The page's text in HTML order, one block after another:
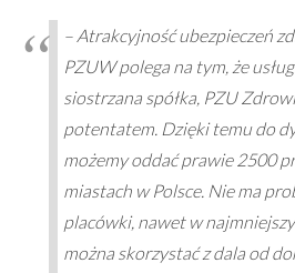
– Atrakcyjność ubezpieczeń
PZUW polega na tym, że
siostrzana spółka, PZU
potentatem. Dzięki temu do
możemy oddać prawie 2500
miastach w Polsce. Nie ma
placówki, nawet w
można skorzystać z dala od